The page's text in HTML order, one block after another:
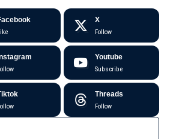
X
Follow
Youtube
Subscribe
Threads
Follow